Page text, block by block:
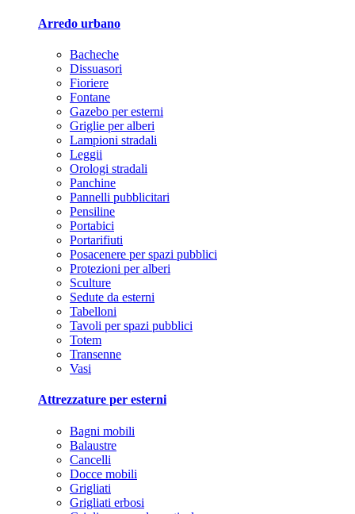
Arredo urbano
Bacheche
Dissuasori
Fioriere
Fontane
Gazebo per esterni
Griglie per alberi
Lampioni stradali
Leggii
Orologi stradali
Panchine
Pannelli pubblicitari
Pensiline
Portabici
Portarifiuti
Posacenere per spazi pubblici
Protezioni per alberi
Sculture
Sedute da esterni
Tabelloni
Tavoli per spazi pubblici
Totem
Transenne
Vasi
Attrezzature per esterni
Bagni mobili
Balaustre
Cancelli
Docce mobili
Grigliati
Grigliati erbosi